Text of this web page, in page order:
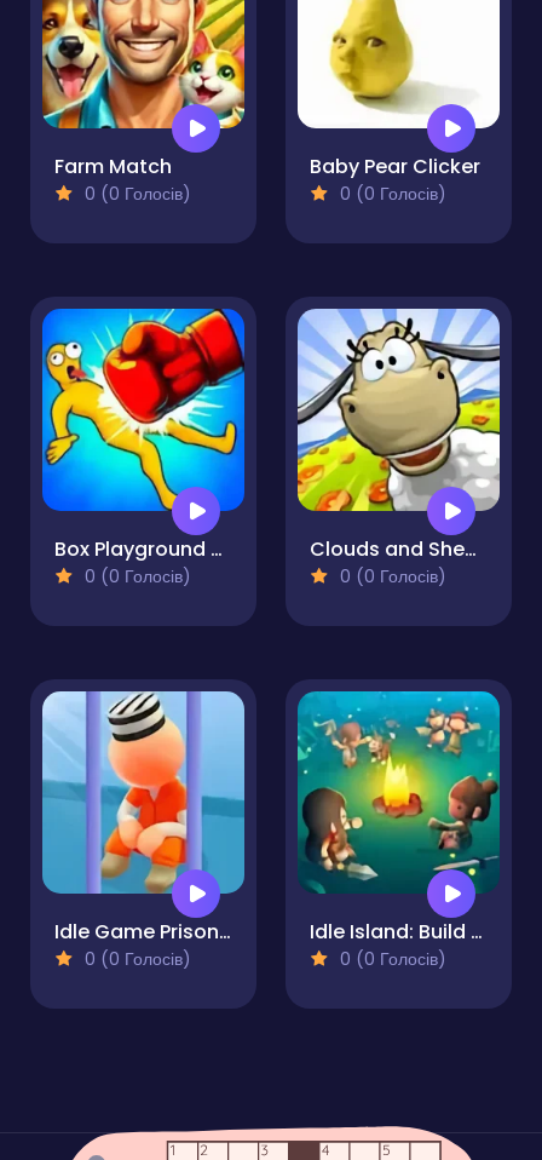
Farm Match
0 (0 Голосів)
Baby Pear Clicker
0 (0 Голосів)
Box Playground Punch It
0 (0 Голосів)
Clouds and Sheep 2
0 (0 Голосів)
Idle Game Prison Life
0 (0 Голосів)
Idle Island: Build And Survive
0 (0 Голосів)